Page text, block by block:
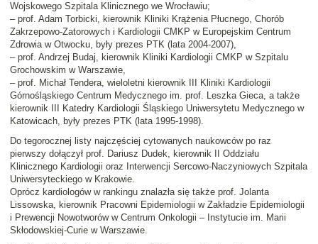
Wojskowego Szpitala Klinicznego we Wrocławiu;
– prof. Adam Torbicki, kierownik Kliniki Krążenia Płucnego, Chorób
Zakrzepowo-Zatorowych i Kardiologii CMKP w Europejskim Centrum
Zdrowia w Otwocku, były prezes PTK (lata 2004-2007),
– prof. Andrzej Budaj, kierownik Kliniki Kardiologii CMKP w Szpitalu
Grochowskim w Warszawie,
– prof. Michał Tendera, wieloletni kierownik III Kliniki Kardiologii
Górnośląskiego Centrum Medycznego im. prof. Leszka Gieca, a także
kierownik III Katedry Kardiologii Śląskiego Uniwersytetu Medycznego w
Katowicach, były prezes PTK (lata 1995-1998).
Do tegorocznej listy najczęściej cytowanych naukowców po raz
pierwszy dołączył prof. Dariusz Dudek, kierownik II Oddziału
Klinicznego Kardiologii oraz Interwencji Sercowo-Naczyniowych Szpitala
Uniwersyteckiego w Krakowie.
Oprócz kardiologów w rankingu znalazła się także prof. Jolanta
Lissowska, kierownik Pracowni Epidemiologii w Zakładzie Epidemiologii
i Prewencji Nowotworów w Centrum Onkologii – Instytucie im. Marii
Skłodowskiej-Curie w Warszawie.